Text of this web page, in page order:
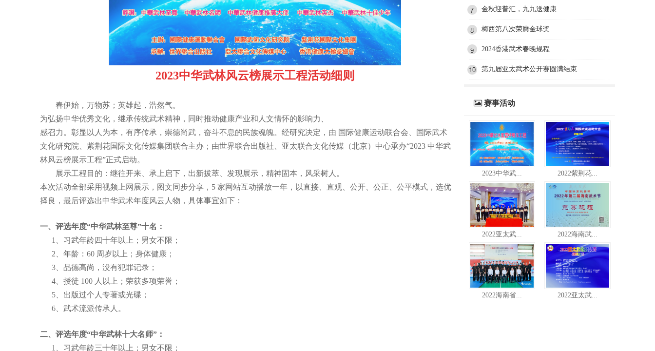
2023中华武林风云榜展示工程活动细则
春伊始，万物苏；英雄起，浩然气。
为弘扬中华优秀文化，继承传统武术精神，同时推动健康产业和人文情怀的影响力、
感召力。彰显以人为本，有序传承，崇德尚武，奋斗不息的民族魂魄。经研究决定，由 国际健康运动联合会、国际武术
文化研究院、紫荆花国际文化传媒集团联合主办；由世界联合出版社、亚太联合文化传媒（北京）中心承办“2023 中华武
林风云榜展示工程”正式启动。
展示工程目的：继往开来、承上启下，出新拔萃、发现展示，精神固本，风采树人。
本次活动全部采用视频上网展示，图文同步分享，5 家网站互动播放一年，以直接、直观、公开、公正、公平模式，选优
择良，最后评选出中华武术年度风云人物，具体事宜如下：
一、评选年度“中华武林至尊”十名：
1、习武年龄四十年以上；男女不限；
2、年龄：60 周岁以上；身体健康；
3、品德高尚，没有犯罪记录；
4、授徒 100 人以上；荣获多项荣誉；
5、出版过个人专著或光碟；
6、武术流派传承人。
二、评选年度“中华武林十大名师” ：
1、习武年龄三十年以上；男女不限；
金秋迎普汇，九九送健康
梅西第八次荣膺金球奖
2024香港武术春晚规程
第九届亚太武术公开赛圆满结束
赛事活动
2023中华武... 2022紫荆花...
2022亚太武... 2022海南武...
2022海南省... 2022亚太武...